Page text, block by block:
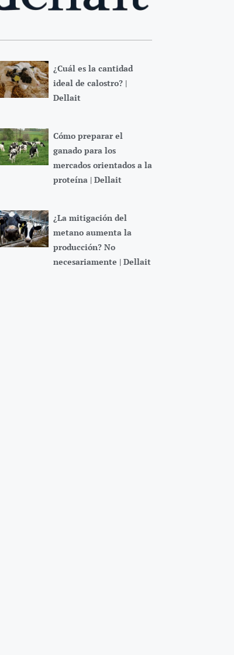
¿Cuál es la cantidad
ideal de calostro? |
Dellait
Cómo preparar el
ganado para los
mercados orientados a la
proteína | Dellait
¿La mitigación del
metano aumenta la
producción? No
necesariamente | Dellait